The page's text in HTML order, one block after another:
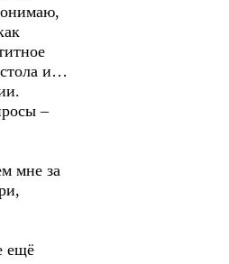
и…
–
мне за
ещё